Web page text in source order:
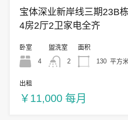
宝体深业新岸线三期23B
4房2厅2卫家电全齐
卧室
4
盥洗室
2
面积
130 平方
出租
￥11,000 每月